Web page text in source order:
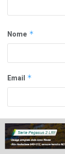
Nome *
Email *
Sito web